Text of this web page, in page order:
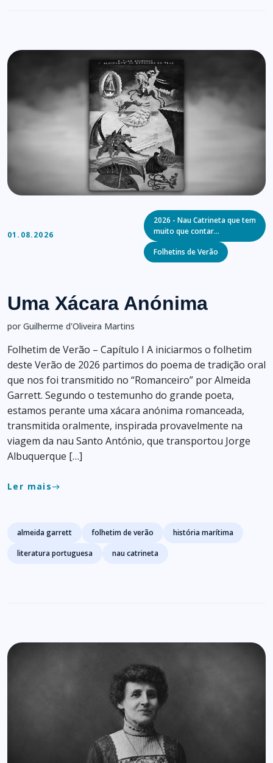
01.08.2026
Categories
2026 - Nau Catrineta que tem
muito que contar…
Folhetins de Verão
Uma Xácara Anónima
por Guilherme d'Oliveira Martins
Folhetim de Verão – Capítulo I A iniciarmos o folhetim
deste Verão de 2026 partimos do poema de tradição oral
que nos foi transmitido no “Romanceiro” por Almeida
Garrett. Segundo o testemunho do grande poeta,
estamos perante uma xácara anónima romanceada,
transmitida oralmente, inspirada provavelmente na
viagem da nau Santo António, que transportou Jorge
Albuquerque […]
Ler maiseast
Tags
almeida garrett folhetim de verão
história marítima
literatura portuguesa
nau catrineta